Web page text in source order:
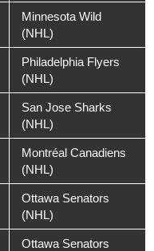
Minnesota Wild
(NHL)
Philadelphia Flyers
(NHL)
San Jose Sharks
(NHL)
Montréal Canadiens
(NHL)
Ottawa Senators
(NHL)
Ottawa Senators